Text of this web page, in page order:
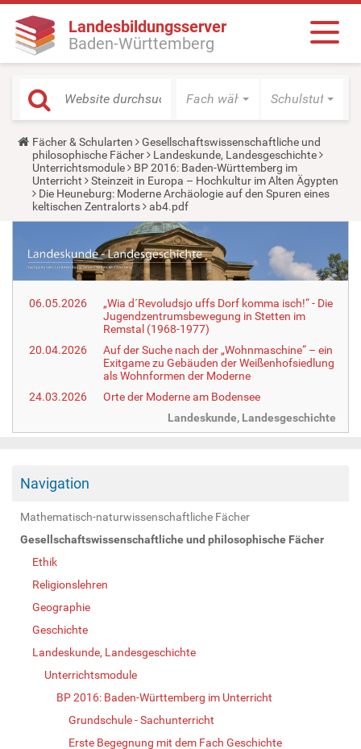
Landesbildungsserver
Baden-Württemberg
Fach wählen Schulstufe
Y
o
u
a
r
e
h
e
:
Fächer & Schularten
Gesellschaftswissenschaftliche und
philosophische Fächer
Landeskunde, Landesgeschichte
Unterrichtsmodule
BP 2016: Baden-Württemberg im
Unterricht
Steinzeit in Europa – Hochkultur im Alten Ägypten
Die Heuneburg: Moderne Archäologie auf den Spuren eines
keltischen Zentralorts
ab4.pdf
06.05.2026
„Wia d´Revoludsjo uffs Dorf komma isch!“ - Die
Jugendzentrumsbewegung in Stetten im
Remstal (1968-1977)
20.04.2026
Auf der Suche nach der „Wohnmaschine“ – ein
Exitgame zu Gebäuden der Weißenhofsiedlung
als Wohnformen der Moderne
24.03.2026
Orte der Moderne am Bodensee
Landeskunde, Landesgeschichte
Navigation
Mathematisch-naturwissenschaftliche Fächer
Gesellschaftswissenschaftliche und philosophische Fächer
Ethik
Religionslehren
Geographie
Geschichte
Landeskunde, Landesgeschichte
Unterrichtsmodule
BP 2016: Baden-Württemberg im Unterricht
Grundschule - Sachunterricht
Erste Begegnung mit dem Fach Geschichte